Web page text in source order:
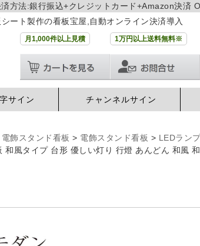
方法:銀行振込+クレジットカード+Amazon決済
ート製作の看板宝屋,自動オンライン決済導入
月1,000件以上見積 1万円以上送料無料※
サイン チャンネルサイン
電飾スタンド看板 > 電飾スタンド看板 > LEDラン
和風タイプ 台形 優しい灯り 行燈 あんどん 和風